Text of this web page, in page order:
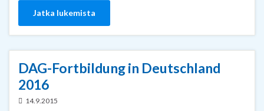
Jatka lukemista
DAG-Fortbildung in Deutschland
2016
14.9.2015